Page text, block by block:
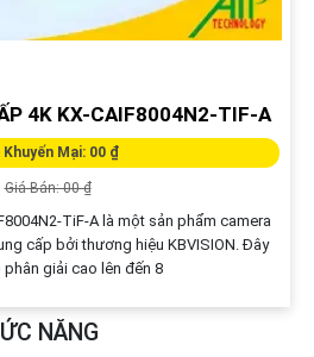
4K KX-CAIF8004N2-TIF-A
Khuyến Mại: 00 ₫
Giá Bán: 00 ₫
TiF-A là một sản phẩm camera
cấp bởi thương hiệu KBVISION. Đây
phân giải cao lên đến 8
NĂNG